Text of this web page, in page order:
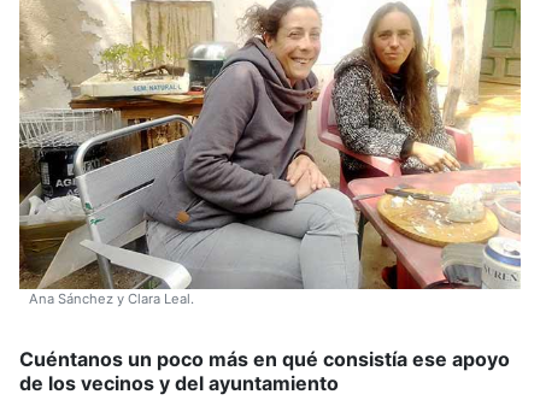
Ana Sánchez y Clara Leal.
Cuéntanos un poco más en qué consistía ese apoyo
de los vecinos y del ayuntamiento